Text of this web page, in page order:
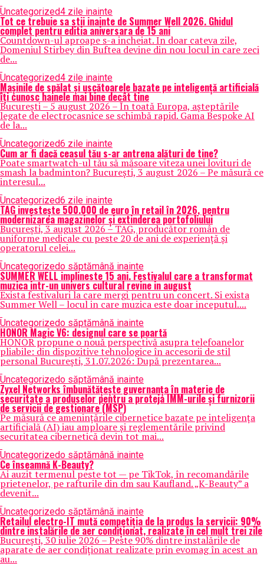
Uncategorized4 zile inainte
Tot ce trebuie sa stii inainte de Summer Well 2026. Ghidul
complet pentru editia aniversara de 15 ani
Countdown-ul aproape s-a incheiat. In doar cateva zile,
Domeniul Stirbey din Buftea devine din nou locul in care zeci
de...
Uncategorized4 zile inainte
Mașinile de spălat și uscătoarele bazate pe inteligență artificială
îți cunosc hainele mai bine decât tine
București – 5 august 2026 – În toată Europa, așteptările
legate de electrocasnice se schimbă rapid. Gama Bespoke AI
de la...
Uncategorized6 zile inainte
Cum ar fi dacă ceasul tău s-ar antrena alături de tine?
Poate smartwatch-ul tău să măsoare viteza unei lovituri de
smash la badminton? București, 3 august 2026 – Pe măsură ce
interesul...
Uncategorized6 zile inainte
TAG investește 500.000 de euro în retail în 2026, pentru
modernizarea magazinelor și extinderea portofoliului
București, 3 august 2026 – TAG, producător român de
uniforme medicale cu peste 20 de ani de experiență și
operatorul celei...
Uncategorizedo săptămână inainte
SUMMER WELL implineste 15 ani. Festivalul care a transformat
muzica intr-un univers cultural revine in august
Exista festivaluri la care mergi pentru un concert. Si exista
Summer Well – locul in care muzica este doar inceputul....
Uncategorizedo săptămână inainte
HONOR Magic V6: designul care se poartă
HONOR propune o nouă perspectivă asupra telefoanelor
pliabile: din dispozitive tehnologice în accesorii de stil
personal București, 31.07.2026: După prezentarea...
Uncategorizedo săptămână inainte
Zyxel Networks îmbunătățește guvernanța în materie de
securitate a produselor pentru a proteja IMM-urile și furnizorii
de servicii de gestionare (MSP)
Pe măsură ce amenințările cibernetice bazate pe inteligența
artificială (AI) iau amploare și reglementările privind
securitatea cibernetică devin tot mai...
Uncategorizedo săptămână inainte
Ce înseamnă K-Beauty?
Ai auzit termenul peste tot — pe TikTok, în recomandările
prietenelor, pe rafturile din dm sau Kaufland. „K-Beauty” a
devenit...
Uncategorizedo săptămână inainte
Retailul electro-IT mută competiția de la produs la servicii: 90%
dintre instalările de aer condiționat, realizate în cel mult trei zile
București, 30 iulie 2026 – Peste 90% dintre instalările de
aparate de aer condiționat realizate prin evomag în acest an
au...